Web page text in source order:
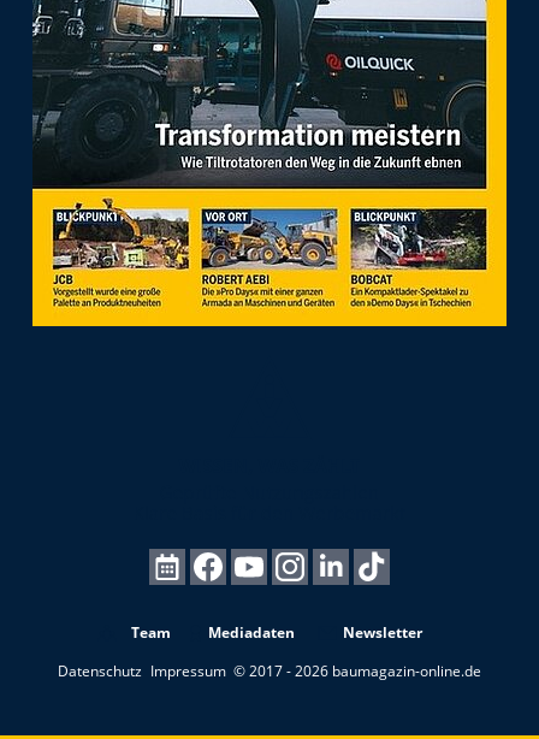
Team Mediadaten
Newsletter
Datenschutz Impressum © 2017 - 2026 baumagazin-online.de